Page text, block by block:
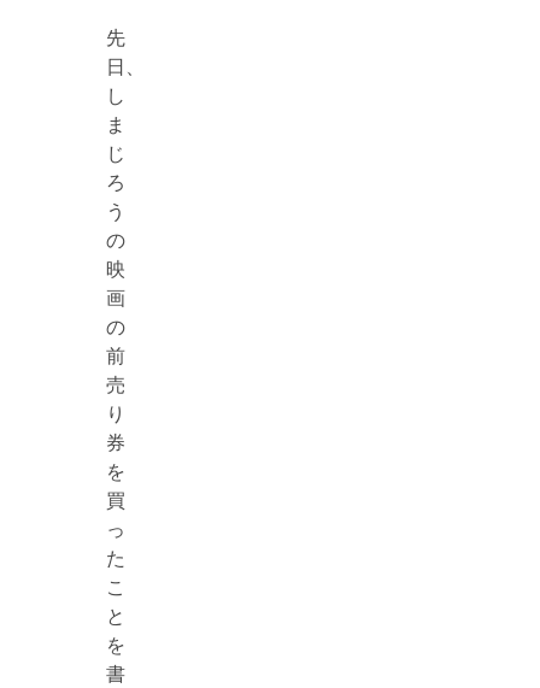
先
日、
し
ま
じ
ろ
う
の
映
画
の
前
売
り
券
を
買
っ
た
こ
と
を
書